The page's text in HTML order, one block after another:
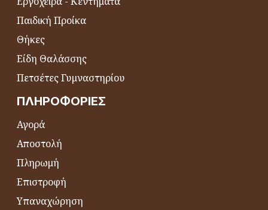
Παιδική Προίκα
Θήκες
Είδη Θαλάσσης
Πετσέτες Γυμναστηρίου
ΠΛΗΡΟΦΟΡΊΕΣ
Αγορά
Αποστολή
Πληρωμή
Επιστροφή
Υπαναχώρηση